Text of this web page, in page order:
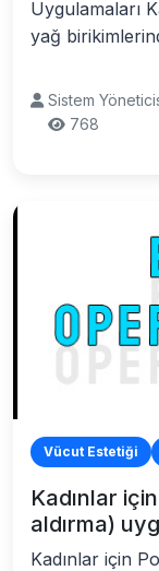
Uygulamaları
yağ
Sistem
768
Vücut Estetiği
Kadınlar
aldırma)
Kadınlar için